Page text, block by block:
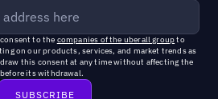
to the companies of the uberall groupto
on our products, services, and market trends as
this consent at any time without affecting the
its withdrawal.